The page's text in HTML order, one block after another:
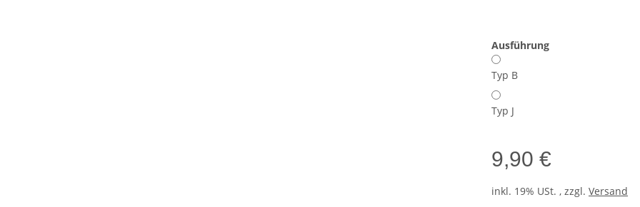
Ausführung
Typ B
Typ J
9,90 €
inkl. 19% USt. , zzgl. Versand